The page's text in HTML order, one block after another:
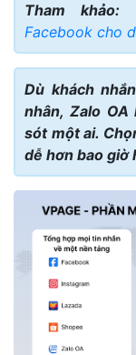
Tham khảo:
Facebook cho
Dù khách
nhân, Zalo
sót một ai.
dễ hơn bao giờ